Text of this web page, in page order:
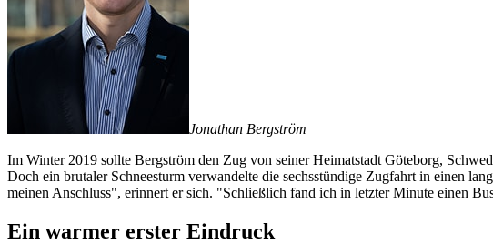
Jonathan Bergström
Im Winter 2019 sollte Bergström den Zug von seiner Heimatstadt Göteborg,
Doch ein brutaler Schneesturm verwandelte die sechsstündige Zugfahrt in einen
meinen Anschluss", erinnert er sich. "Schließlich fand ich in letzter Minute einen
Ein warmer erster Eindruck